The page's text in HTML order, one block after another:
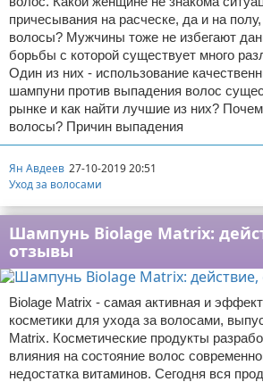
причесывания на расческе, да и на
волосы? Мужчины тоже не избегают
борьбы с которой существует много
Один из них - использование
шампуни против выпадения волос
рынке и как найти лучшие из них?
волосы? Причин выпадения
Ян Авдеев 27-10-2019 20:51
Уход за волосами
Шампунь Biolage Matrix:
отзывы
Biolage Matrix - самая активная и
косметики для ухода за волосами,
Matrix. Косметические продукты
влияния на состояние волос
недостатка витаминов. Сегодня вся